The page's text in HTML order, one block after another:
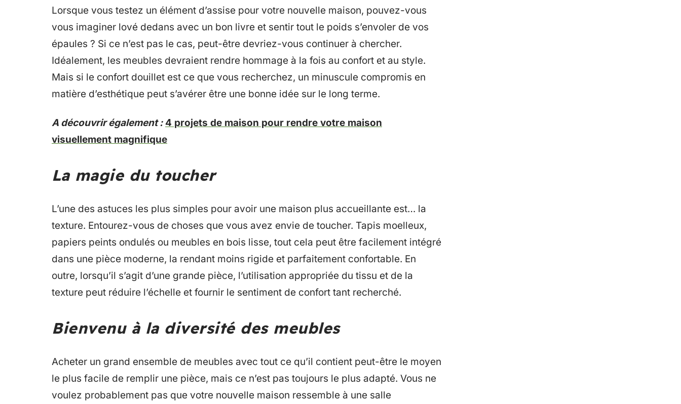
Lorsque vous testez un élément d’assise pour votre nouvelle maison, pouvez-vous
vous imaginer lové dedans avec un bon livre et sentir tout le poids s’envoler de vos
épaules ? Si ce n’est pas le cas, peut-être devriez-vous continuer à chercher.
Idéalement, les meubles devraient rendre hommage à la fois au confort et au style.
Mais si le confort douillet est ce que vous recherchez, un minuscule compromis en
matière d’esthétique peut s’avérer être une bonne idée sur le long terme.
A découvrir également : 4 projets de maison pour rendre votre maison
visuellement magnifique
La magie du toucher
L’une des astuces les plus simples pour avoir une maison plus accueillante est… la
texture. Entourez-vous de choses que vous avez envie de toucher. Tapis moelleux,
papiers peints ondulés ou meubles en bois lisse, tout cela peut être facilement intégré
dans une pièce moderne, la rendant moins rigide et parfaitement confortable. En
outre, lorsqu’il s’agit d’une grande pièce, l’utilisation appropriée du tissu et de la
texture peut réduire l’échelle et fournir le sentiment de confort tant recherché.
Bienvenu à la diversité des meubles
Acheter un grand ensemble de meubles avec tout ce qu’il contient peut-être le moyen
le plus facile de remplir une pièce, mais ce n’est pas toujours le plus adapté. Vous ne
voulez probablement pas que votre nouvelle maison ressemble à une salle